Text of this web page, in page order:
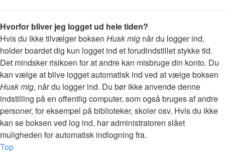
Hvorfor bliver jeg logget ud hele tiden?
Hvis du ikke tilvælger boksen Husk mig når du logger ind,
holder boardet dig kun logget ind et forudindstillet stykke tid.
Det mindsker risikoen for at andre kan misbruge din konto. Du
kan vælge at blive logget automatisk ind ved at vælge boksen
Husk mig, når du logger ind. Du bør ikke anvende denne
indstilling på en offentlig computer, som også bruges af andre
personer, for eksempel på biblioteker, skoler osv. Hvis du ikke
kan se boksen ved log ind, har administratoren slået
muligheden for automatisk indlogning fra.
Top